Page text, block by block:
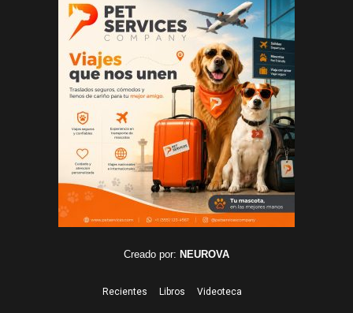
Creado por: NEUROVA
Recientes Libros Videoteca